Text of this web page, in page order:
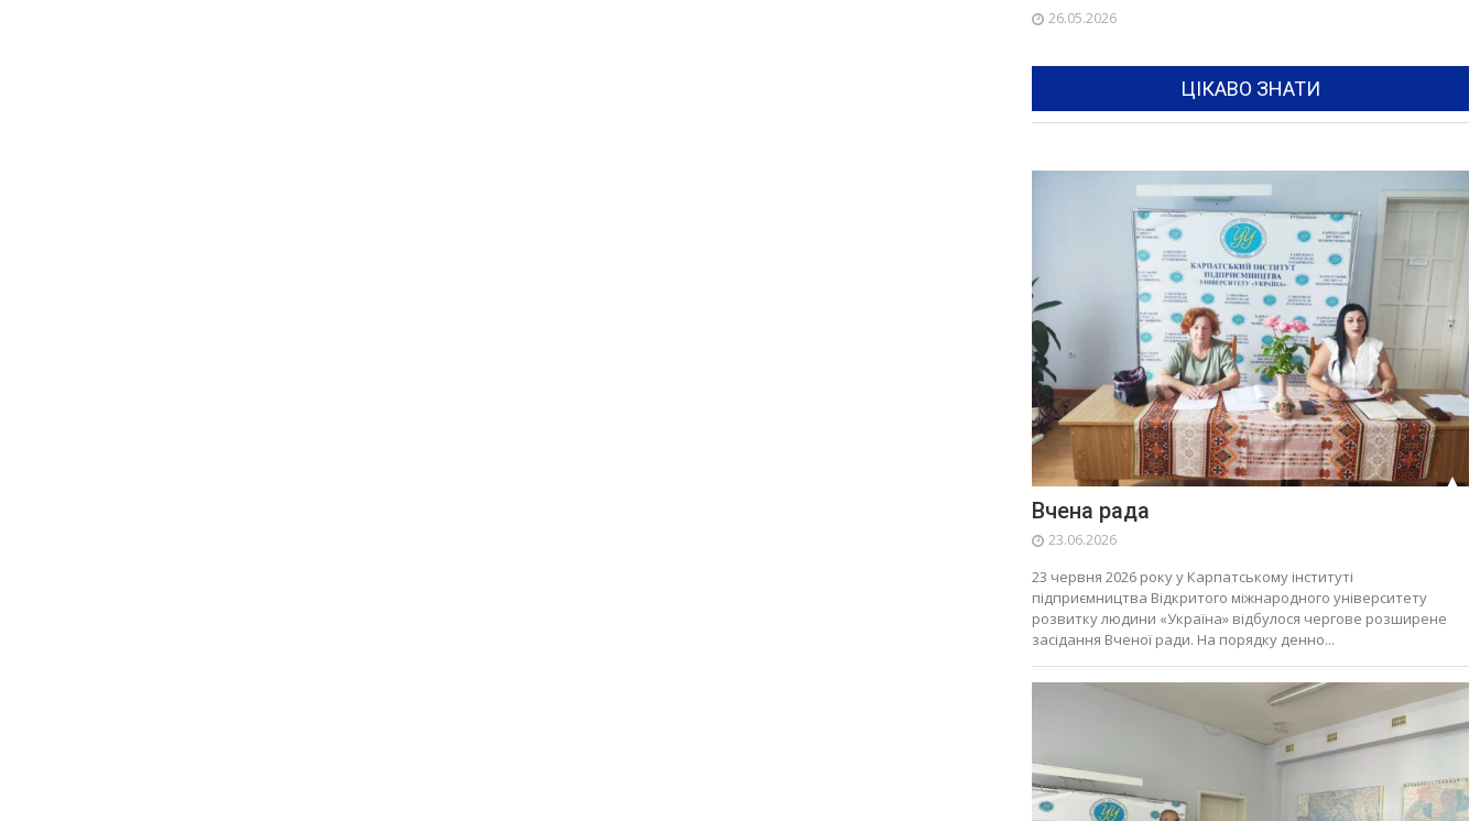
26.05.2026
ЦІКАВО ЗНАТИ
Вчена рада
23.06.2026
23 червня 2026 року у Карпатському інституті
підприємництва Відкритого міжнародного університету
розвитку людини «Україна» відбулося чергове розширене
засідання Вченої ради. На порядку денно...